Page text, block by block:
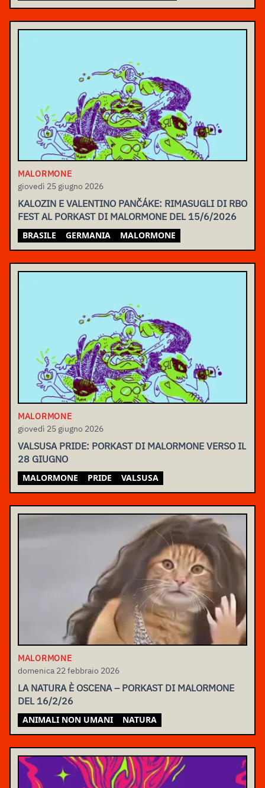
MALORMONE
giovedì 25 giugno 2026
KALOZIN E VALENTINO PANČÁKE: RIMASUGLI DI RBO
FEST AL PORKAST DI MALORMONE DEL 15/6/2026
BRASILE GERMANIA MALORMONE
MALORMONE
giovedì 25 giugno 2026
VALSUSA PRIDE: PORKAST DI MALORMONE VERSO IL
28 GIUGNO
MALORMONE PRIDE VALSUSA
MALORMONE
domenica 22 febbraio 2026
LA NATURA È OSCENA – PORKAST DI MALORMONE
DEL 16/2/26
ANIMALI NON UMANI NATURA